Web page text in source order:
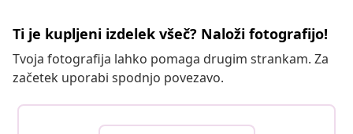
Ti je kupljeni izdelek všeč? Naloži fotografijo!
Tvoja fotografija lahko pomaga drugim strankam. Za
začetek uporabi spodnjo povezavo.